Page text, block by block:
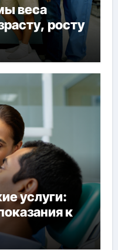
веса
росту
услуги:
к